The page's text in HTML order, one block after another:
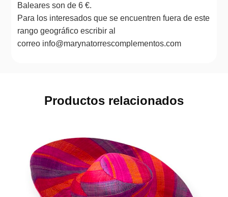
Baleares son de 6 €.
Para los interesados que se encuentren fuera de este
rango geográfico escribir al
correo info@marynatorrescomplementos.com
Productos relacionados